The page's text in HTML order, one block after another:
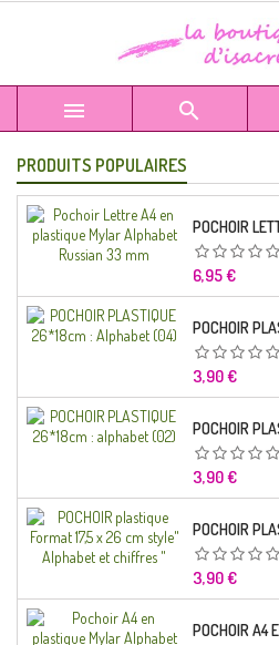
 
PRODUITS POPULAIRES
Prix
6,95 €
Prix
3,90 €
Prix
3,90 €
Prix
3,90 €